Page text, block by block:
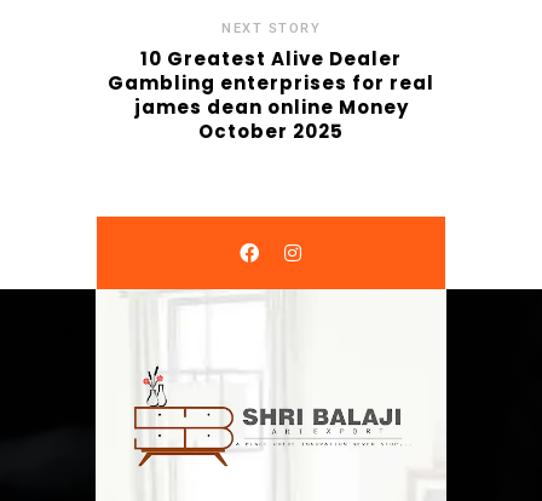
NEXT STORY
10 Greatest Alive Dealer
Gambling enterprises for real
james dean online Money
October 2025